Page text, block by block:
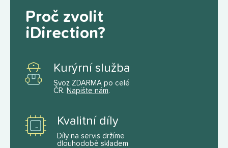
Proč zvolit
iDirection?
Kurýrní služba
Svoz ZDARMA po celé
ČR. Napište nám.
Kvalitní díly
Díly na servis držíme
dlouhodobě skladem